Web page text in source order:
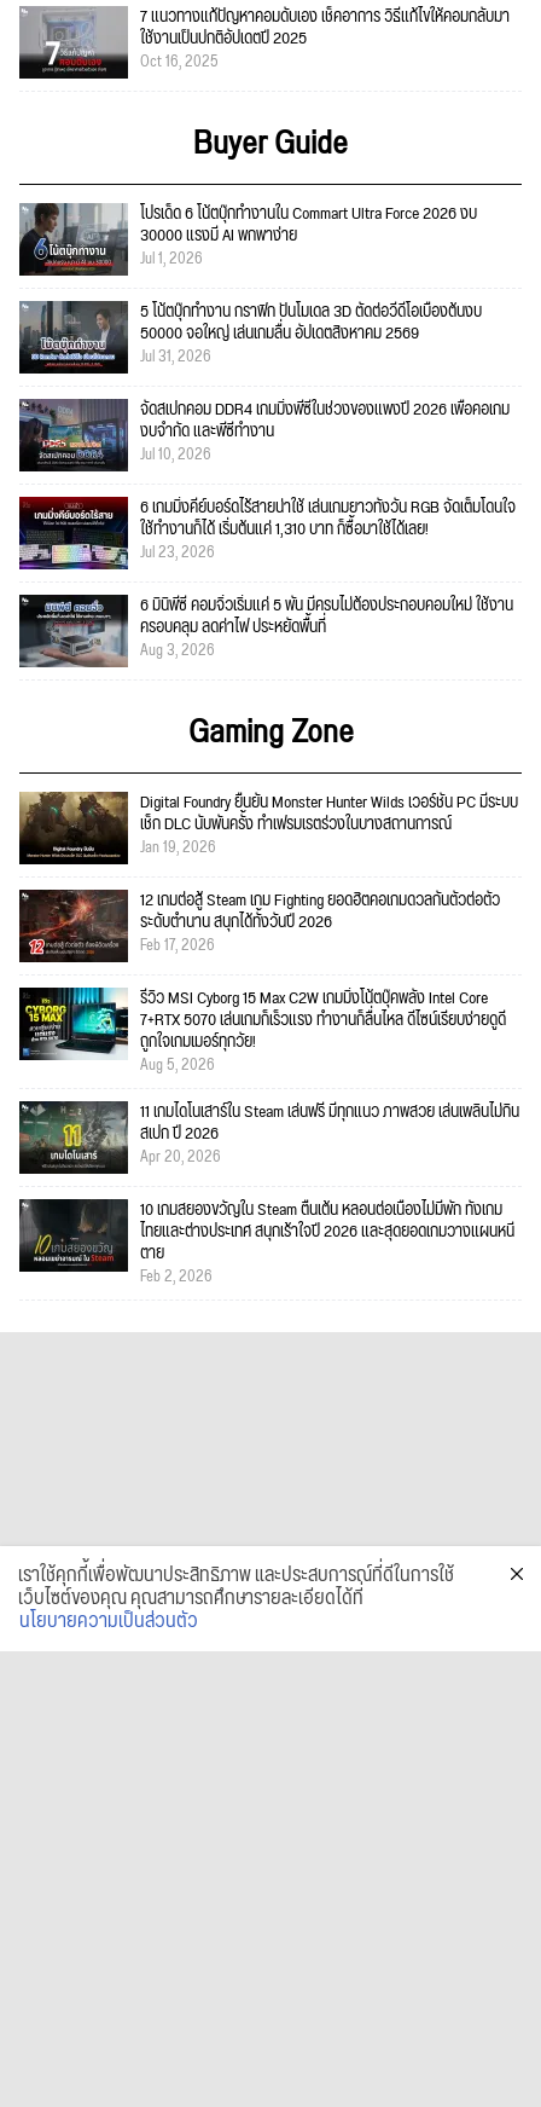
7 แนวทางแก้ปัญหาคอมดับเอง เช็คอาการ วิธีแก้ไขให้คอมกลับมา
ใช้งานเป็นปกติอัปเดตปี 2025
Oct 16, 2025
Buyer Guide
โปรเด็ด 6 โน้ตบุ๊กทำงานใน Commart Ultra Force 2026 งบ
30000 แรงมี AI พกพาง่าย
Jul 1, 2026
5 โน้ตบุ๊กทำงาน กราฟิก ปั้นโมเดล 3D ตัดต่อวีดีโอเบื้องต้นงบ
50000 จอใหญ่ เล่นเกมลื่น อัปเดตสิงหาคม 2569
Jul 31, 2026
จัดสเปกคอม DDR4 เกมมิ่งพีซีในช่วงของแพงปี 2026 เพื่อคอเกม
งบจำกัด และพีซีทำงาน
Jul 10, 2026
6 เกมมิ่งคีย์บอร์ดไร้สายน่าใช้ เล่นเกมยาวทั้งวัน RGB จัดเต็มโดนใจ
ใช้ทำงานก็ได้ เริ่มต้นแค่ 1,310 บาท ก็ซื้อมาใช้ได้เลย!
Jul 23, 2026
6 มินิพีซี คอมจิ๋วเริ่มแค่ 5 พัน มีครบไม่ต้องประกอบคอมใหม่ ใช้งาน
ครอบคลุม ลดค่าไฟ ประหยัดพื้นที่
Aug 3, 2026
Gaming Zone
Digital Foundry ยืนยัน Monster Hunter Wilds เวอร์ชัน PC มีระบบ
เช็ก DLC นับพันครั้ง ทำเฟรมเรตร่วงในบางสถานการณ์
Jan 19, 2026
12 เกมต่อสู้ Steam เกม Fighting ยอดฮิตคอเกมดวลกันตัวต่อตัว
ระดับตำนาน สนุกได้ทั้งวันปี 2026
Feb 17, 2026
รีวิว MSI Cyborg 15 Max C2W เกมมิ่งโน้ตบุ๊คพลัง Intel Core
7+RTX 5070 เล่นเกมก็เร็วแรง ทำงานก็ลื่นไหล ดีไซน์เรียบง่ายดูดี
ถูกใจเกมเมอร์ทุกวัย!
Aug 5, 2026
11 เกมไดโนเสาร์ใน Steam เล่นฟรี มีทุกแนว ภาพสวย เล่นเพลินไม่กิน
สเปก ปี 2026
Apr 20, 2026
10 เกมสยองขวัญใน Steam ตื่นเต้น หลอนต่อเนื่องไม่มีพัก ทั้งเกม
ไทยและต่างประเทศ สนุกเร้าใจปี 2026 และสุดยอดเกมวางแผนหนี
ตาย
Feb 2, 2026
เราใช้คุกกี้เพื่อพัฒนาประสิทธิภาพ และประสบการณ์ที่ดีในการใช้
เว็บไซต์ของคุณ คุณสามารถศึกษารายละเอียดได้ที่
นโยบายความเป็นส่วนตัว